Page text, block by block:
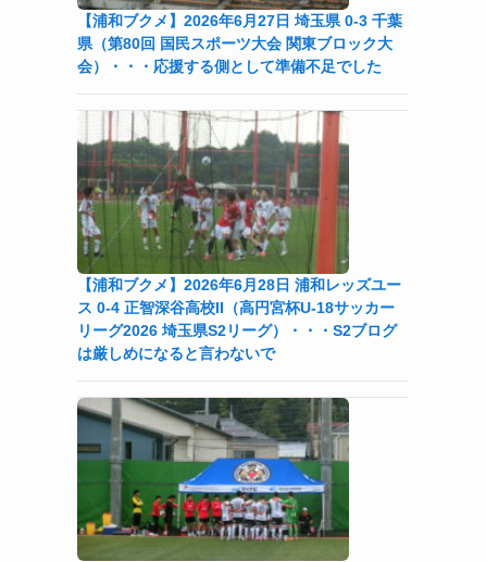
【浦和ブクメ】2026年6月27日 埼玉県 0-3 千葉
県（第80回 国民スポーツ大会 関東ブロック大
会）・・・応援する側として準備不足でした
【浦和ブクメ】2026年6月28日 浦和レッズユー
ス 0-4 正智深谷高校II（高円宮杯U-18サッカー
リーグ2026 埼玉県S2リーグ）・・・S2ブログ
は厳しめになると言わないで